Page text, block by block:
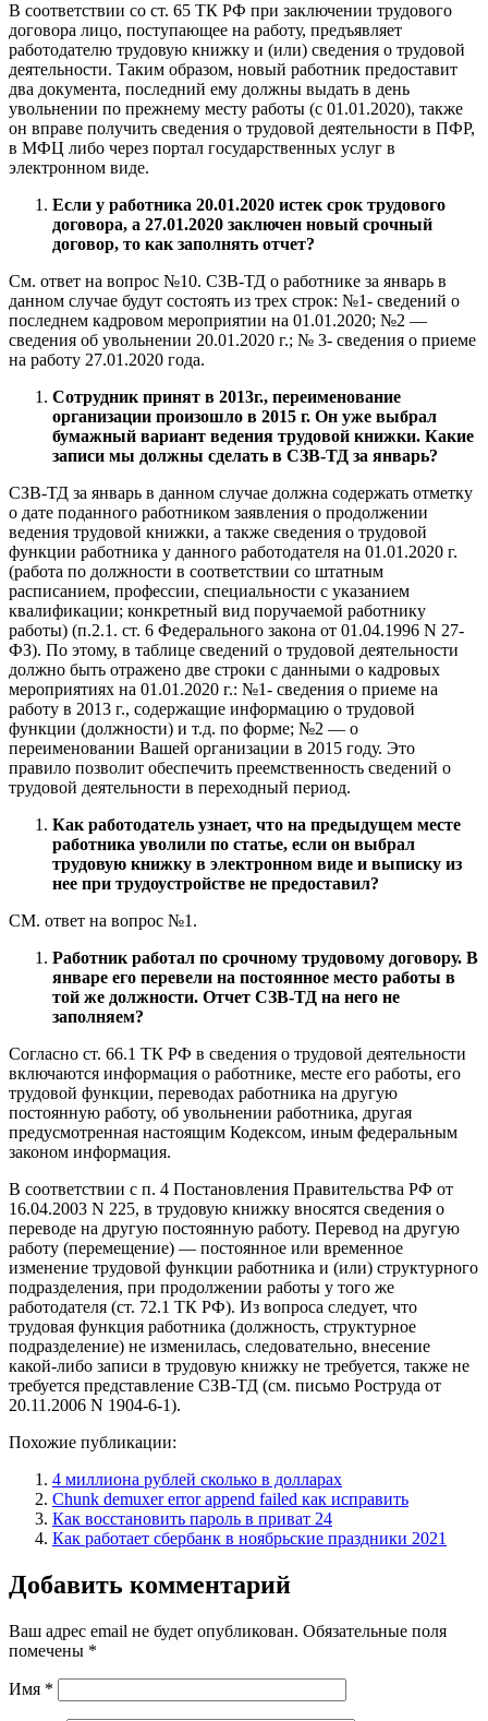
В соответствии со ст. 65 ТК РФ при заключении трудового
договора лицо, поступающее на работу, предъявляет
работодателю трудовую книжку и (или) сведения о трудовой
деятельности. Таким образом, новый работник предоставит
два документа, последний ему должны выдать в день
увольнении по прежнему месту работы (с 01.01.2020), также
он вправе получить сведения о трудовой деятельности в ПФР,
в МФЦ либо через портал государственных услуг в
электронном виде.
Если у работника 20.01.2020 истек срок трудового
договора, а 27.01.2020 заключен новый срочный
договор, то как заполнять отчет?
См. ответ на вопрос №10. СЗВ-ТД о работнике за январь в
данном случае будут состоять из трех строк: №1- сведений о
последнем кадровом мероприятии на 01.01.2020; №2 —
сведения об увольнении 20.01.2020 г.; № 3- сведения о приеме
на работу 27.01.2020 года.
Сотрудник принят в 2013г., переименование
организации произошло в 2015 г. Он уже выбрал
бумажный вариант ведения трудовой книжки. Какие
записи мы должны сделать в СЗВ-ТД за январь?
СЗВ-ТД за январь в данном случае должна содержать отметку
о дате поданного работником заявления о продолжении
ведения трудовой книжки, а также сведения о трудовой
функции работника у данного работодателя на 01.01.2020 г.
(работа по должности в соответствии со штатным
расписанием, профессии, специальности с указанием
квалификации; конкретный вид поручаемой работнику
работы) (п.2.1. ст. 6 Федерального закона от 01.04.1996 N 27-
ФЗ). По этому, в таблице сведений о трудовой деятельности
должно быть отражено две строки с данными о кадровых
мероприятиях на 01.01.2020 г.: №1- сведения о приеме на
работу в 2013 г., содержащие информацию о трудовой
функции (должности) и т.д. по форме; №2 — о
переименовании Вашей организации в 2015 году. Это
правило позволит обеспечить преемственность сведений о
трудовой деятельности в переходный период.
Как работодатель узнает, что на предыдущем месте
работника уволили по статье, если он выбрал
трудовую книжку в электронном виде и выписку из
нее при трудоустройстве не предоставил?
СМ. ответ на вопрос №1.
Работник работал по срочному трудовому договору. В
январе его перевели на постоянное место работы в
той же должности. Отчет СЗВ-ТД на него не
заполняем?
Согласно ст. 66.1 ТК РФ в сведения о трудовой деятельности
включаются информация о работнике, месте его работы, его
трудовой функции, переводах работника на другую
постоянную работу, об увольнении работника, другая
предусмотренная настоящим Кодексом, иным федеральным
законом информация.
В соответствии с п. 4 Постановления Правительства РФ от
16.04.2003 N 225, в трудовую книжку вносятся сведения о
переводе на другую постоянную работу. Перевод на другую
работу (перемещение) — постоянное или временное
изменение трудовой функции работника и (или) структурного
подразделения, при продолжении работы у того же
работодателя (ст. 72.1 ТК РФ). Из вопроса следует, что
трудовая функция работника (должность, структурное
подразделение) не изменилась, следовательно, внесение
какой-либо записи в трудовую книжку не требуется, также не
требуется представление СЗВ-ТД (см. письмо Роструда от
20.11.2006 N 1904-6-1).
Похожие публикации:
4 миллиона рублей сколько в долларах
Chunk demuxer error append failed как исправить
Как восстановить пароль в приват 24
Как работает сбербанк в ноябрьские праздники 2021
Добавить комментарий
Ваш адрес email не будет опубликован. Обязательные поля
помечены *
Имя *